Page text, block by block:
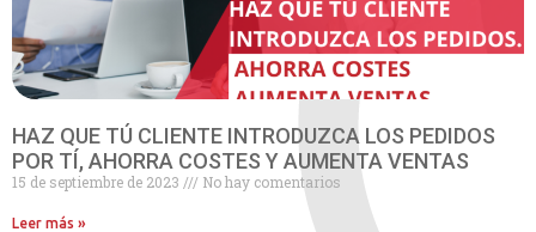
HAZ QUE TÚ CLIENTE INTRODUZCA LOS PEDIDOS
POR TÍ, AHORRA COSTES Y AUMENTA VENTAS
15 de septiembre de 2023 No hay comentarios
Leer más »